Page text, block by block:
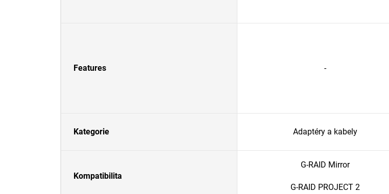
Features -
Kategorie Adaptéry a kabely
Kompatibilita
G-RAID Mirror
G-RAID PROJECT 2